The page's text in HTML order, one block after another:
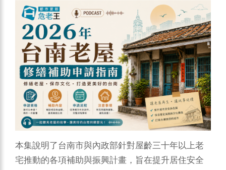
本集說明了台南市與內政部針對屋齡三十年以上老
宅推動的各項補助與振興計畫，旨在提升居住安全